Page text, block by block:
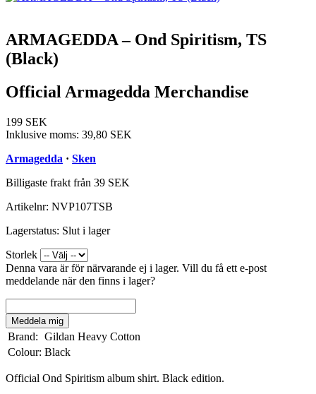
ARMAGEDDA – Ond Spiritism, TS
(Black)
Official Armagedda Merchandise
199 SEK
Inklusive moms: 39,80 SEK
Armagedda · Sken
Billigaste frakt från 39 SEK
Artikelnr: NVP107TSB
Lagerstatus: Slut i lager
Storlek
Denna vara är för närvarande ej i lager. Vill du få ett e-post
meddelande när den finns i lager?
Meddela mig
Brand: Gildan Heavy Cotton
Colour: Black
Official Ond Spiritism album shirt. Black edition.